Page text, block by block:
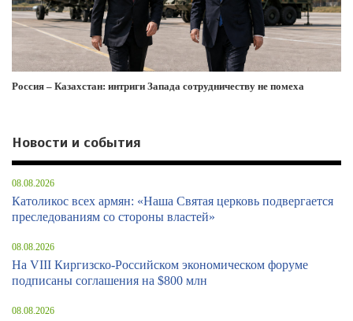
Россия – Казахстан: интриги Запада сотрудничеству не помеха
Новости и события
08.08.2026
Католикос всех армян: «Наша Святая церковь подвергается
преследованиям со стороны властей»
08.08.2026
На VIII Киргизско-Российском экономическом форуме
подписаны соглашения на $800 млн
08.08.2026